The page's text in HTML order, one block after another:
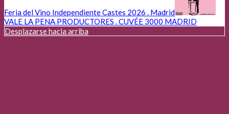
Feria del Vino Independiente Castes 2026 . Madrid
VALE LA PENA PRODUCTORES . CUVÉE 3000 MADRID
Desplazarse hacia arriba